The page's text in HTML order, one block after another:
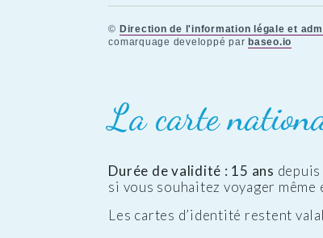
© Direction de l'information légale et
comarquage developpé par baseo.io
La carte
Durée de validité : 15 ans depuis
si vous souhaitez voyager même
Les cartes d’identité restent